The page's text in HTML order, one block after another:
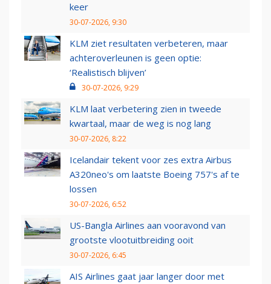
keer
30-07-2026, 9:30
KLM ziet resultaten verbeteren, maar
achteroverleunen is geen optie:
‘Realistisch blijven’
30-07-2026, 9:29
KLM laat verbetering zien in tweede
kwartaal, maar de weg is nog lang
30-07-2026, 8:22
Icelandair tekent voor zes extra Airbus
A320neo's om laatste Boeing 757's af te
lossen
30-07-2026, 6:52
US-Bangla Airlines aan vooravond van
grootste vlootuitbreiding ooit
30-07-2026, 6:45
AIS Airlines gaat jaar langer door met